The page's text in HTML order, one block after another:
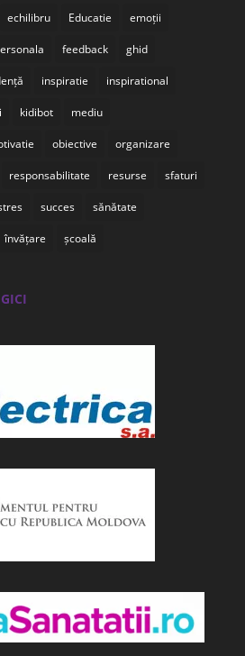
echilibru Educatie emoții
feedback ghid
inspiratie inspirational
kidibot mediu
obiective organizare
responsabilitate resurse sfaturi
succes sănătate
învățare școală